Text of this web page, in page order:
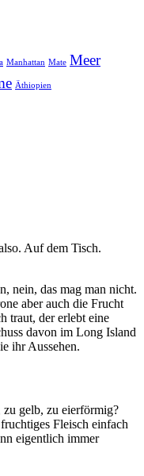
Manhattan Mate Meer
Äthiopien
Auf dem Tisch.
nein, das mag man nicht.
aber auch die Frucht
traut, der erlebt eine
davon im Long Island
ihr Aussehen.
gelb, zu eierförmig?
Fleisch einfach
eigentlich immer